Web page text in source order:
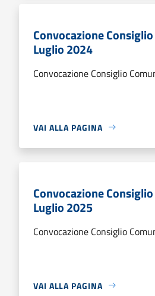
Convocazione
Luglio 2024
Convocazione Consiglio
VAI ALLA PAGINA
Convocazione
Luglio 2025
Convocazione Consiglio
VAI ALLA PAGINA